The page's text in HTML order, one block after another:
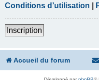
Conditions d’utilisation
Inscription
Accueil du forum